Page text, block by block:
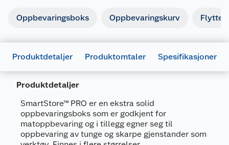
Oppbevaringsboks Oppbevaringskurv
Produktdetaljer Produktomtaler Spesifikasjoner
Produktdetaljer
SmartStore™ PRO er en ekstra solid
oppbevaringsboks som er godkjent for
matoppbevaring og i tillegg egner seg til
oppbevaring av tunge og skarpe gjenstander som
Artikkelnummer
7332462033528
Leverandørens artikkelnummer
3196090